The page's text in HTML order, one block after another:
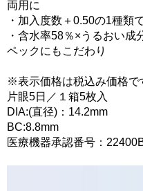
両用に
・加入度数＋0.50の1種類
・含水率58％×うるおい
ペックにもこだわり
※表示価格は税込み価格で
片眼5日／１箱5枚入
DIA:(直径)：14.2mm
BC:8.8mm
医療機器承認番号：